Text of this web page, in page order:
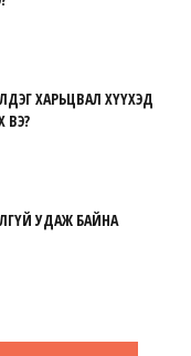
ХАРЬЦВАЛ ХҮҮХЭД
ВЭ?
УДАЖ БАЙНА